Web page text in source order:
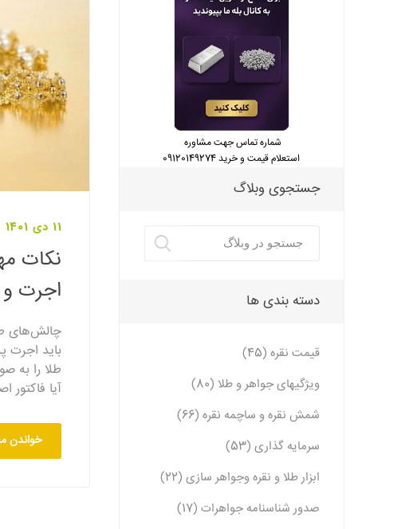
11 دی 1401
نکات
اجرت
چالش‌های
باید اجرت
طلا را به
آیا فاکتور
خواندن
شماره تماس جهت مشاوره
استعلام قیمت و خرید 09120149274
جستجوی وبلاگ
دسته بندی ها
قیمت نقره (45)
ویژگیهای جواهر و طلا (80)
شمش نقره و ساچمه نقره (66)
سرمایه گذاری (53)
ابزار طلا و نقره وجواهر سازی (22)
صدور شناسنامه جواهرات (17)